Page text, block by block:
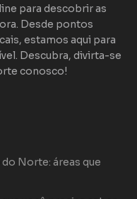
para descobrir as
Desde pontos
estamos aqui para
Descubra, divirta-se
conosco!
Norte: áreas que